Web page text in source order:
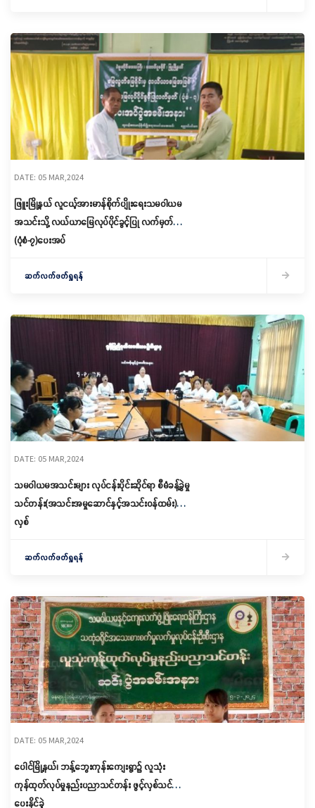
DATE: 05 MAR,2024
ဖြူးမြို့နယ် လူငယ့်အားမာန်စိုက်ပျိုးရေးသမဝါယမ
အသင်းသို့ လယ်ယာမြေလုပ်ပိုင်ခွင့်ပြု လက်မှတ်
(ပုံစံ-၇)ပေးအပ်
ဆက်လက်ဖတ်ရှုရန်
DATE: 05 MAR,2024
သမဝါယမအသင်းများ လုပ်ငန်းပိုင်းဆိုင်ရာ စီမံခန့်ခွဲမှု
သင်တန်း(အသင်းအမှုဆောင်နှင့်အသင်းဝန်ထမ်း)ဖွင့်
လှစ်
ဆက်လက်ဖတ်ရှုရန်
DATE: 05 MAR,2024
ပေါင်မြို့နယ်၊ ဘန့်ဘွေးကုန်းကျေးရွာ၌ လူသုံး
ကုန်ထုတ်လုပ်မှုနည်းပညာသင်တန်း ဖွင့်လှစ်သင်ကြား
ပေးနိုင်ခဲ့